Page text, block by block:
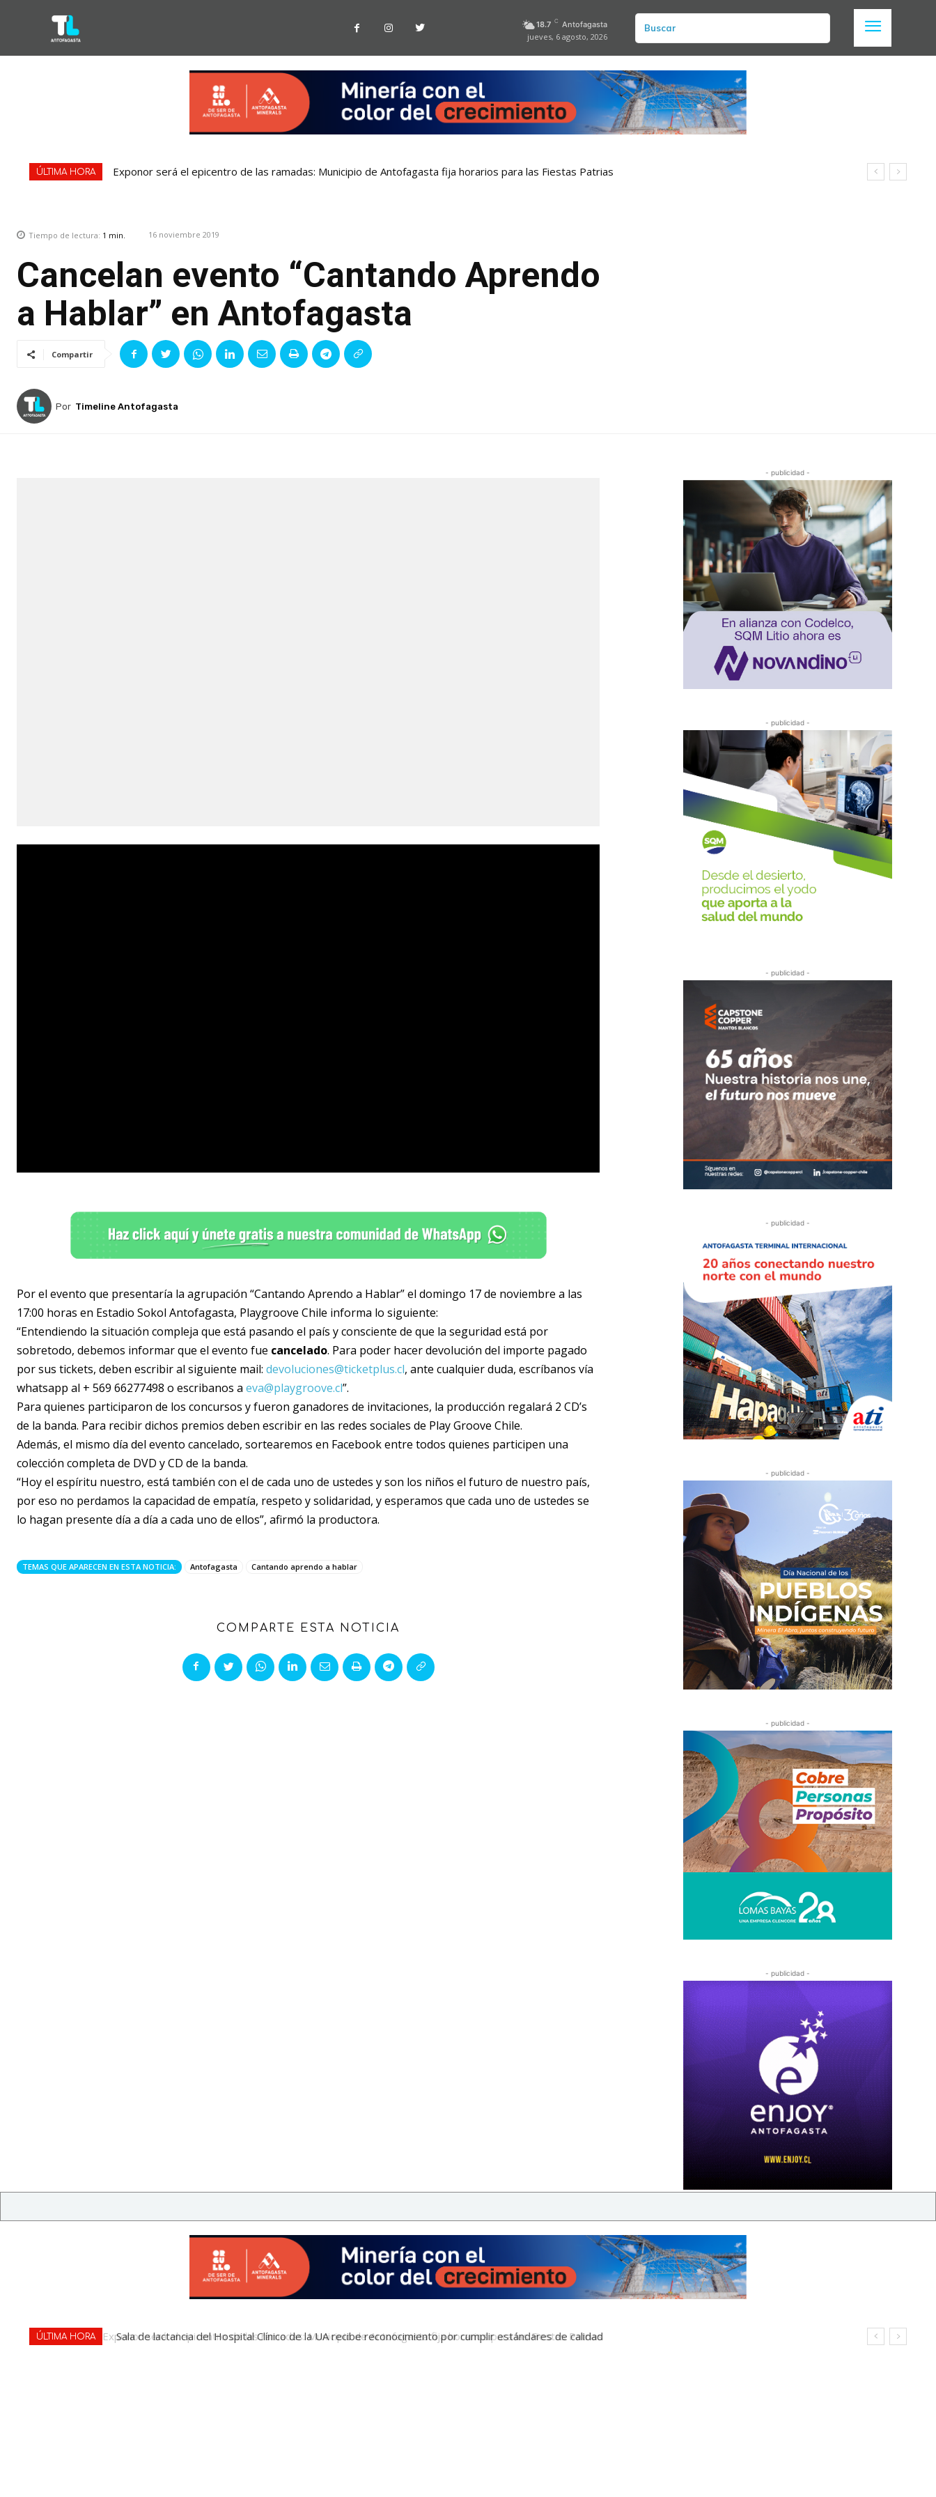
18.7 C Antofagasta
jueves, 6 agosto, 2026
Buscar
ÚLTIMA HORA Exponor será el epicentro de las ramadas: Municipio de Antofagasta fija horarios para las Fiestas Patrias
Tiempo de lectura: 1 min. 16 noviembre 2019
Cancelan evento “Cantando Aprendo
a Hablar” en Antofagasta
Compartir
Por Timeline Antofagasta
Por el evento que presentaría la agrupación “Cantando Aprendo a Hablar” el domingo 17 de noviembre a las
17:00 horas en Estadio Sokol Antofagasta, Playgroove Chile informa lo siguiente:
“Entendiendo la situación compleja que está pasando el país y consciente de que la seguridad está por
sobretodo, debemos informar que el evento fue cancelado. Para poder hacer devolución del importe pagado
por sus tickets, deben escribir al siguiente mail: devoluciones@ticketplus.cl, ante cualquier duda, escríbanos vía
whatsapp al + 569 66277498 o escribanos a eva@playgroove.cl”.
Para quienes participaron de los concursos y fueron ganadores de invitaciones, la producción regalará 2 CD’s
de la banda. Para recibir dichos premios deben escribir en las redes sociales de Play Groove Chile.
Además, el mismo día del evento cancelado, sortearemos en Facebook entre todos quienes participen una
colección completa de DVD y CD de la banda.
“Hoy el espíritu nuestro, está también con el de cada uno de ustedes y son los niños el futuro de nuestro país,
por eso no perdamos la capacidad de empatía, respeto y solidaridad, y esperamos que cada uno de ustedes se
lo hagan presente día a día a cada uno de ellos”, afirmó la productora.
TEMAS QUE APARECEN EN ESTA NOTICIA: Antofagasta Cantando aprendo a hablar
COMPARTE ESTA NOTICIA
- publicidad -
- publicidad -
- publicidad -
- publicidad -
- publicidad -
- publicidad -
- publicidad -